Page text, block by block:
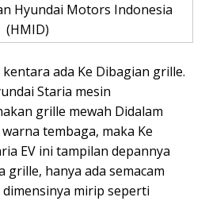
Hyundai Motors Indonesia
(HMID)
ada Ke Dibagian grille.
Staria mesin
grille mewah Didalam
tembaga, maka Ke
EV ini tampilan depannya
hanya ada semacam
mirip seperti